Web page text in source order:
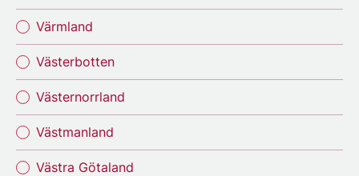
Värmland
Västerbotten
Västernorrland
Västmanland
Västra Götaland